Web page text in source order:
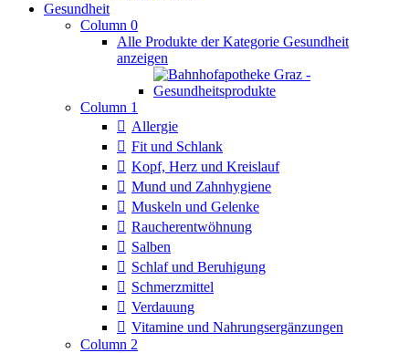
Gesundheit
Column 0
Alle Produkte der Kategorie Gesundheit
anzeigen
Column 1
Allergie
Fit und Schlank
Kopf, Herz und Kreislauf
Mund und Zahnhygiene
Muskeln und Gelenke
Raucherentwöhnung
Salben
Schlaf und Beruhigung
Schmerzmittel
Verdauung
Vitamine und Nahrungsergänzungen
Column 2